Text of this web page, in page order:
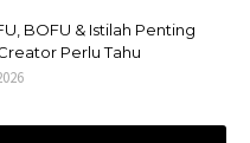
BOFU & Istilah Penting
Perlu Tahu